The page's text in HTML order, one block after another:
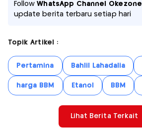
FollowWhatsApp Channel Okezone
update berita terbaru setiap hari
Topik Artikel :
Pertamina Bahlil Lahadalia
harga BBM Etanol BBM
Lihat Berita Terkait